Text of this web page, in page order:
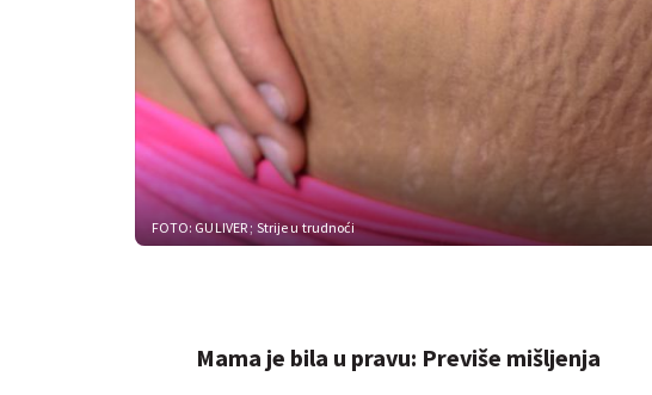
FOTO: GULIVER ; Strije u trudnoći
Mama je bila u pravu: Previše mišljenja